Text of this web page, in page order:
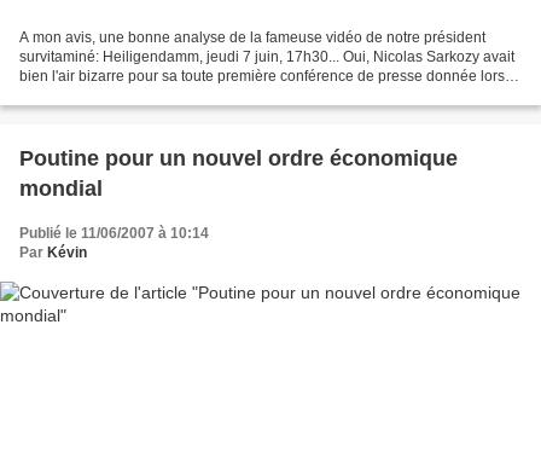
A mon avis, une bonne analyse de la fameuse vidéo de notre président
survitaminé: Heiligendamm, jeudi 7 juin, 17h30... Oui, Nicolas Sarkozy avait
bien l'air bizarre pour sa toute première conférence de presse donnée lors
Poutine pour un nouvel ordre économique
mondial
Publié le 11/06/2007 à 10:14
Par Kévin